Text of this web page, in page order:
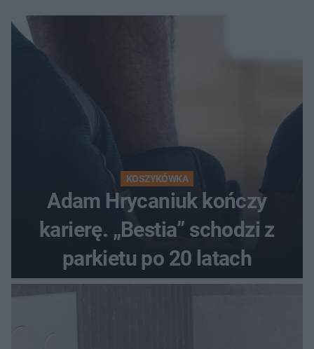
KOSZYKÓWKA
Adam Hrycaniuk kończy
karierę. „Bestia” schodzi z
parkietu po 20 latach